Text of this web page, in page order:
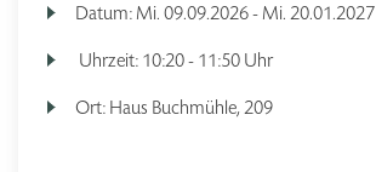
Datum: Mi. 09.09.2026 - Mi. 20.01.2027
Uhrzeit: 10:20 - 11:50 Uhr
Ort: Haus Buchmühle, 209